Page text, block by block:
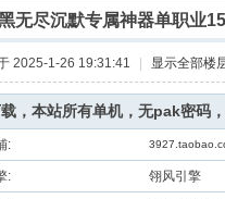
索
›
无尽沉默专属神器单职业
2025-1-26 19:31:41 显示全部楼
，本站所有单机，无pak密码
:
: 翎风引擎